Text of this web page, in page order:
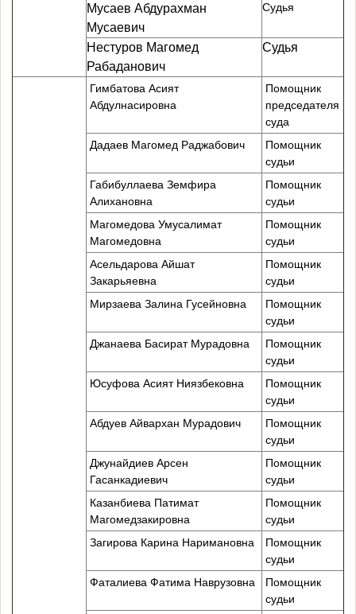
Мусаев Абдурахман
Мусаевич
Судья
Нестуров Магомед
Рабаданович
Судья
Гимбатова Асият
Абдулнасировна
Помощник
председателя
суда
Дадаев Магомед Раджабович
Помощник
судьи
Габибуллаева Земфира
Алихановна
Помощник
судьи
Магомедова Умусалимат
Магомедовна
Помощник
судьи
Асельдарова Айшат
Закарьяевна
Помощник
судьи
Мирзаева Залина Гусейновна
Помощник
судьи
Джанаева Басират Мурадовна
Помощник
судьи
Юсуфова Асият Ниязбековна
Помощник
судьи
Абдуев Айвархан Мурадович
Помощник
судьи
Джунайдиев Арсен
Гасанкадиевич
Помощник
судьи
Казанбиева Патимат
Магомедзакировна
Помощник
судьи
Загирова Карина Наримановна
Помощник
судьи
Фаталиева Фатима Наврузовна
Помощник
судьи